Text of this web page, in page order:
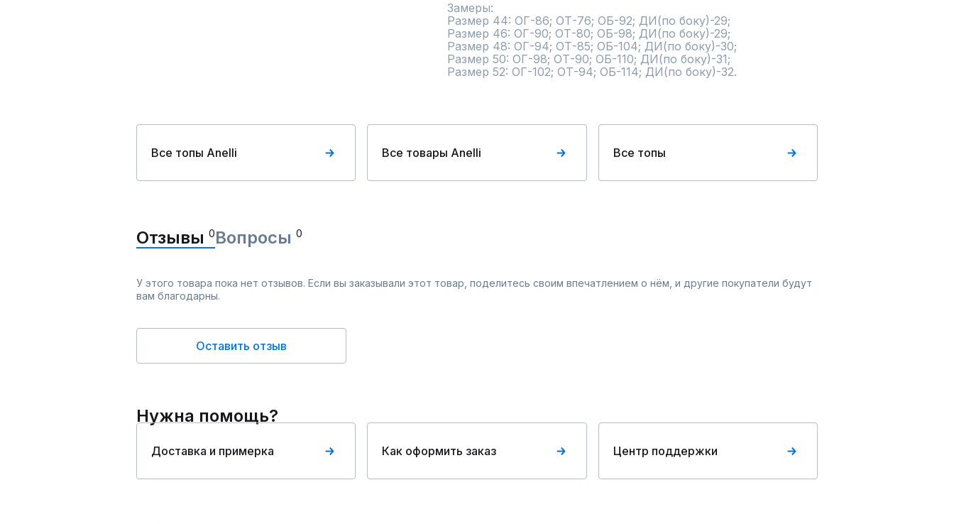
Замеры:
Размер 44: ОГ-86; ОТ-76; ОБ-92; ДИ(по боку)-29;
Размер 46: ОГ-90; ОТ-80; ОБ-98; ДИ(по боку)-29;
Размер 48: ОГ-94; ОТ-85; ОБ-104; ДИ(по боку)-30;
Размер 50: ОГ-98; ОТ-90; ОБ-110; ДИ(по боку)-31;
Размер 52: ОГ-102; ОТ-94; ОБ-114; ДИ(по боку)-32.
Все топы Anelli Все товары Anelli Все топы
Отзывы 0Вопросы 0
У этого товара пока нет отзывов. Если вы заказывали этот товар, поделитесь своим впечатлением о нём, и другие покупатели будут
вам благодарны.
Оставить отзыв
Нужна помощь?
Доставка и примерка Как оформить заказ Центр поддержки